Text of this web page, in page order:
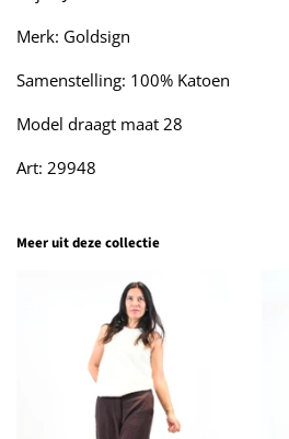
Merk: Goldsign
Samenstelling: 100% Katoen
Model draagt maat 28
Art: 29948
Meer uit deze collectie